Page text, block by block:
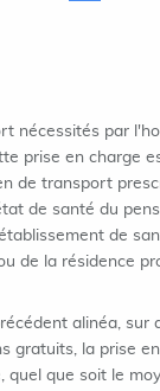
nécessités par
prise en charge
de transport
de santé du
de
de la résidence
alinéa, sur
gratuits, la prise
quel que soit le